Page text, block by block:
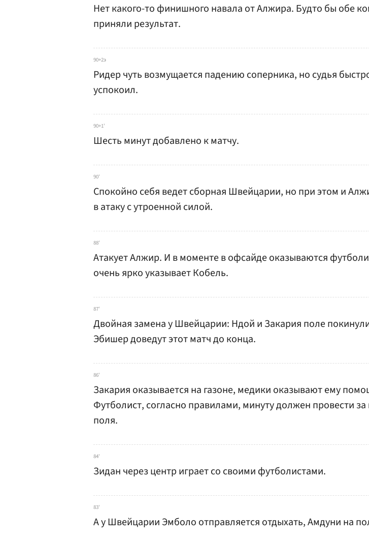
Нет какого-то финишного навала от Алжира. Будто бы обе
приняли результат.
90+2э
Ридер чуть возмущается падению соперника, но судья
успокоил.
90+1'
Шесть минут добавлено к матчу.
90'
Спокойно себя ведет сборная Швейцарии, но при этом и
в атаку с утроенной силой.
88'
Атакует Алжир. И в моменте в офсайде оказываются
очень ярко указывает Кобель.
87'
Двойная замена у Швейцарии: Ндой и Закария поле
Эбишер доведут этот матч до конца.
86'
Закария оказывается на газоне, медики оказывают ему
Футболист, согласно правилами, минуту должен провести
поля.
84'
Зидан через центр играет со своими футболистами.
83'
А у Швейцарии Эмболо отправляется отдыхать, Амдуни на